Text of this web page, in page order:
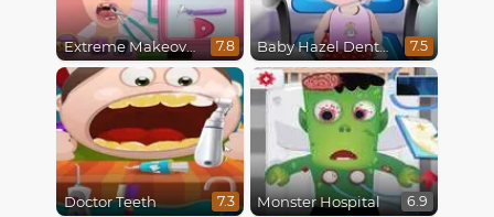
Extreme Makeover 7.8 Baby Hazel Dental Care 7.5
Doctor Teeth 7.3 Monster Hospital 6.9